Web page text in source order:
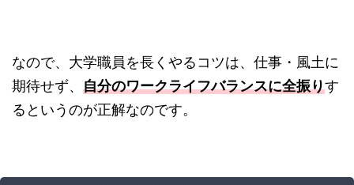
なので、大学職員を長くやるコツは、仕事・風土に
期待せず、 自分のワークライフバランスに全振りす
るというのが正解なのです。